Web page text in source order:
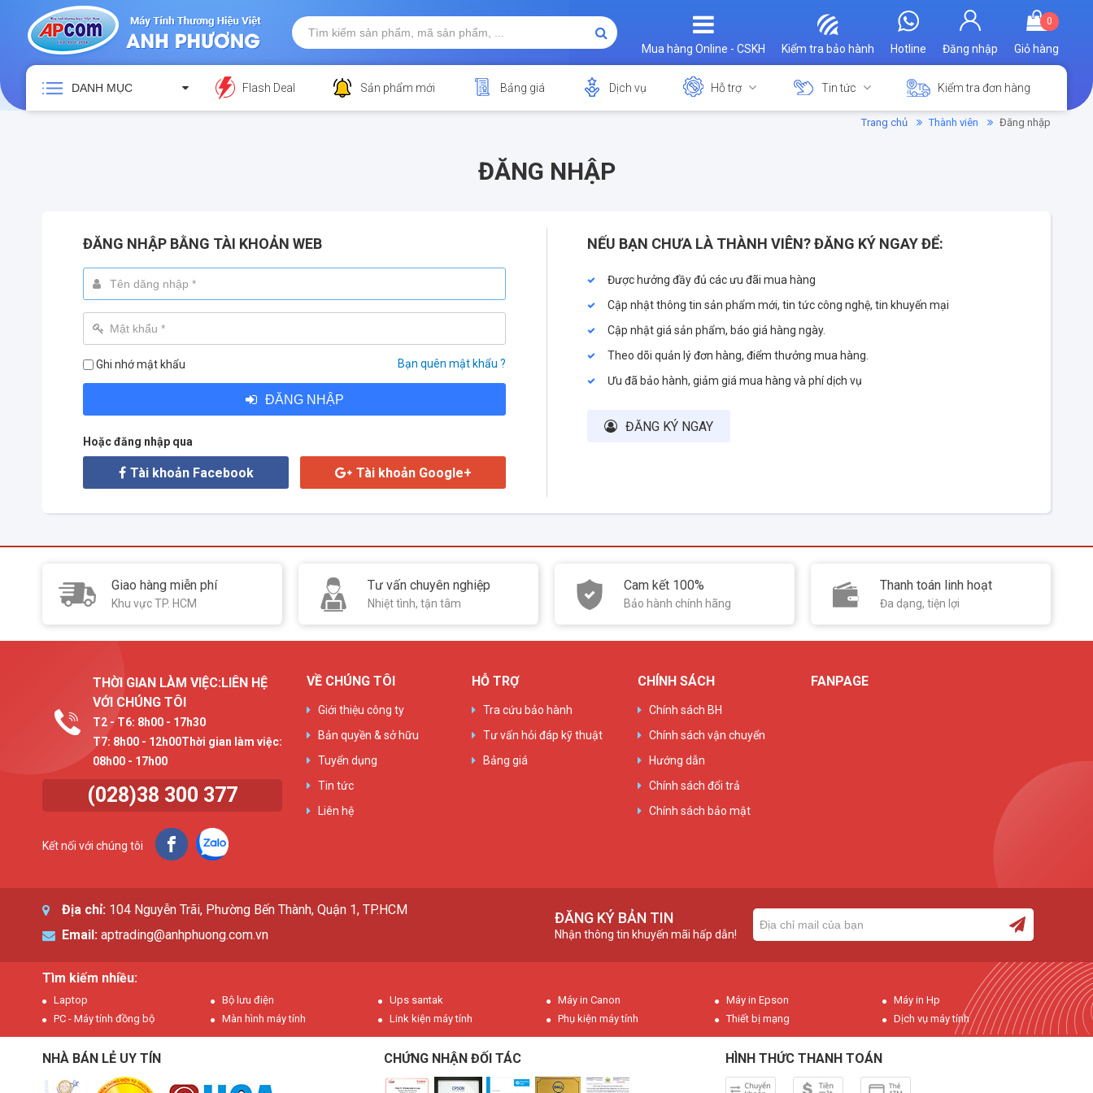
0
Giỏ hàng
Đăng nhập
Hotline
Kiểm tra bảo hành
Mua hàng Online - CSKH
DANH MỤC Flash Deal Sản phẩm mới Bảng giá Dịch vụ Hỗ trợ Tin tức Kiểm tra đơn hàng
Trang chủ Thành viên Đăng nhập
ĐĂNG NHẬP
ĐĂNG NHẬP BẰNG TÀI KHOẢN WEB
Ghi nhớ mật khẩu Bạn quên mật khẩu ?
ĐĂNG NHẬP
Hoặc đăng nhập qua
Tài khoản Facebook Tài khoản Google+
NẾU BẠN CHƯA LÀ THÀNH VIÊN? ĐĂNG KÝ NGAY ĐỂ:
Được hưởng đầy đủ các ưu đãi mua hàng
Cập nhật thông tin sản phẩm mới, tin tức công nghệ, tin khuyến mại
Cập nhật giá sản phẩm, báo giá hàng ngày.
Theo dõi quản lý đơn hàng, điểm thưởng mua hàng.
Ưu đã bảo hành, giảm giá mua hàng và phí dịch vụ
ĐĂNG KÝ NGAY
Giao hàng miễn phí
Khu vực TP. HCM
Tư vấn chuyên nghiệp
Nhiệt tình, tận tâm
Cam kết 100%
Bảo hành chính hãng
Thanh toán linh hoạt
Đa dạng, tiện lợi
THỜI GIAN LÀM VIỆC:LIÊN HỆ
VỚI CHÚNG TÔI
T2 - T6: 8h00 - 17h30
T7: 8h00 - 12h00Thời gian làm việc:
08h00 - 17h00
(028)38 300 377
Kết nối với chúng tôi
VỀ CHÚNG TÔI
Giới thiệu công ty
Bản quyền & sở hữu
Tuyển dụng
Tin tức
Liên hệ
HỖ TRỢ
Tra cứu bảo hành
Tư vấn hỏi đáp kỹ thuật
Bảng giá
CHÍNH SÁCH
Chính sách BH
Chính sách vận chuyển
Hướng dẫn
Chính sách đổi trả
Chính sách bảo mật
FANPAGE
Địa chỉ: 104 Nguyễn Trãi, Phường Bến Thành, Quận 1, TP.HCM
Email: aptrading@anhphuong.com.vn
ĐĂNG KÝ BẢN TIN
Nhận thông tin khuyến mãi hấp dẫn!
Tìm kiếm nhiều:
Laptop Bộ lưu điện Ups santak Máy in Canon Máy in Epson
Máy in Hp
PC - Máy tính đồng bộ
Màn hình máy tính Link kiện máy tính Phụ kiện máy tính Thiết bị mạng Dịch vụ máy tính
NHÀ BÁN LẺ UY TÍN CHỨNG NHẬN ĐỐI TÁC HÌNH THỨC THANH TOÁN